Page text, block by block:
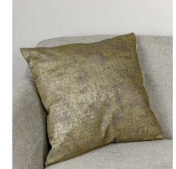
ПІБ
email